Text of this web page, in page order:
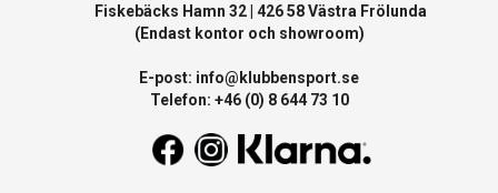
Fiskebäcks Hamn 32 | 426 58 Västra Frölunda
(Endast kontor och showroom)
E-post: info@klubbensport.se
Telefon: +46 (0) 8 644 73 10